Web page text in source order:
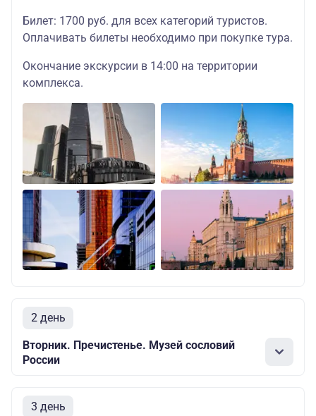
Билет: 1700 руб. для всех категорий туристов.
Оплачивать билеты необходимо при покупке тура.
Окончание экскурсии в 14:00 на территории
комплекса.
2 день
Вторник. Пречистенье. Музей сословий
России
3 день